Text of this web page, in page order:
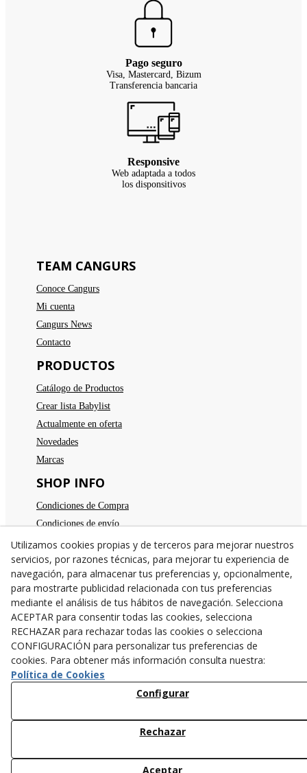
Pago seguro
Visa, Mastercard, Bizum
Transferencia bancaria
Responsive
Web adaptada a todos
los disponsitivos
TEAM CANGURS
Conoce Cangurs
Mi cuenta
Cangurs News
Contacto
PRODUCTOS
Catálogo de Productos
Crear lista Babylist
Actualmente en oferta
Novedades
Marcas
SHOP INFO
Condiciones de Compra
Condiciones de envío
Devoluciones
Aviso legal
Política de privacidad
Política de cookies
TE ESPERAMOS
C/Santa Anna nº 7
25300 Tárrega ( Lleida) España
973 31 04 47
638782846
info@cangurstarrega.com
© 08/2026 Cangurs - Todos los derechos reservados.
Utilizamos cookies propias y de terceros para mejorar nuestros
servicios, por razones técnicas, para mejorar tu experiencia de
navegación, para almacenar tus preferencias y, opcionalmente,
para mostrarte publicidad relacionada con tus preferencias
mediante el análisis de tus hábitos de navegación. Selecciona
ACEPTAR para consentir todas las cookies, selecciona
RECHAZAR para rechazar todas las cookies o selecciona
CONFIGURACIÓN para personalizar tus preferencias de
cookies. Para obtener más información consulta nuestra:
Política de Cookies
Configurar
Rechazar
Aceptar